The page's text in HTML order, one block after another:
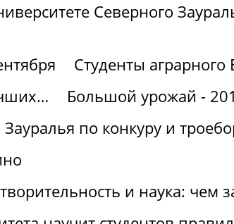
Северного
Студенты
Большой урожай -
по конкуру и
и наука: чем